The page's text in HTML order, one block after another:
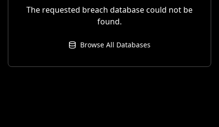
The requested breach database could not be
found.
Browse All Databases